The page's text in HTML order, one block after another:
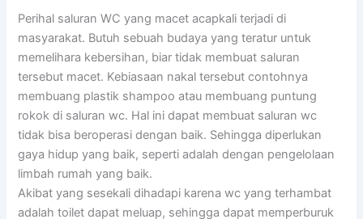
Perihal saluran WC yang macet acapkali terjadi di
masyarakat. Butuh sebuah budaya yang teratur untuk
memelihara kebersihan, biar tidak membuat saluran
tersebut macet. Kebiasaan nakal tersebut contohnya
membuang plastik shampoo atau membuang puntung
rokok di saluran wc. Hal ini dapat membuat saluran wc
tidak bisa beroperasi dengan baik. Sehingga diperlukan
gaya hidup yang baik, seperti adalah dengan pengelolaan
limbah rumah yang baik.
Akibat yang sesekali dihadapi karena wc yang terhambat
adalah toilet dapat meluap, sehingga dapat memperburuk